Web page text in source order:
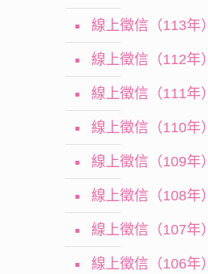
線上徵信（113年）
線上徵信（112年）
線上徵信（111年）
線上徵信（110年）
線上徵信（109年）
線上徵信（108年）
線上徵信（107年）
線上徵信（106年）